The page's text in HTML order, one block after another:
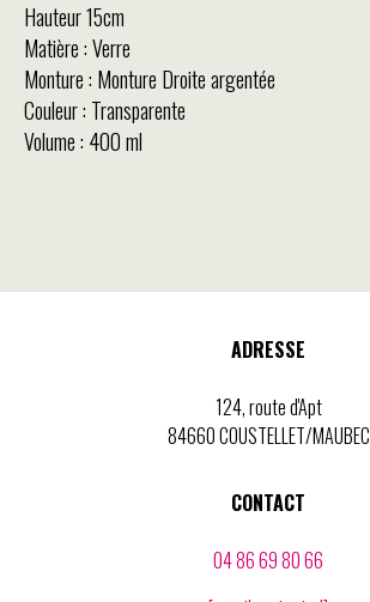
Hauteur 15cm
Matière : Verre
Monture : Monture Droite argentée
Couleur : Transparente
Volume : 400 ml
ADRESSE
124, route d'Apt
84660 COUSTELLET/MAUBEC
CONTACT
04 86 69 80 66